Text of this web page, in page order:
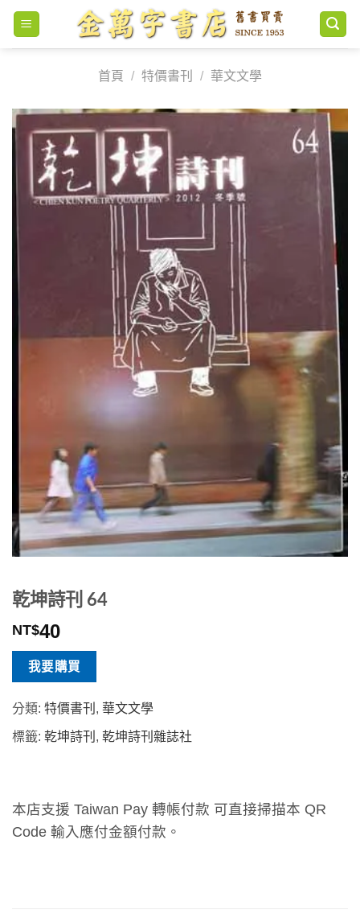
Skip
content
首頁
/ 特價書刊 / 華文文學
乾坤詩刊 64
NT$40
我要購買
分類: 特價書刊 , 華文文學
標籤: 乾坤詩刊 , 乾坤詩刊雜誌社
本店支援 Taiwan Pay 轉帳付款 可直接掃描本 QR
Code 輸入應付金額付款。